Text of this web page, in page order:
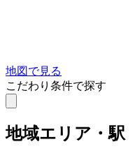
地図で見る
こだわり条件で探す
地域エリア・駅